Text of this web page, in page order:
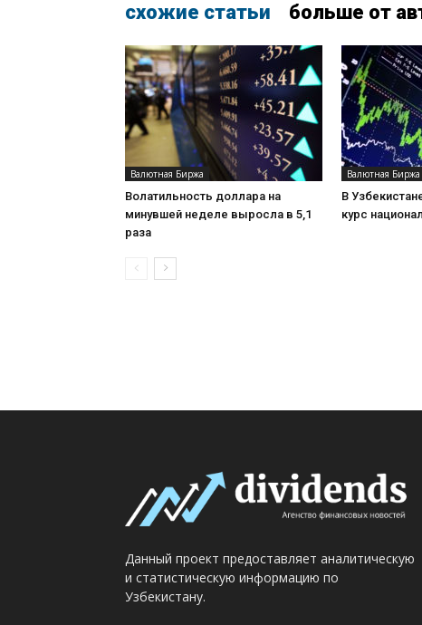
схожие статьи больше от
Валютная Биржа
Волатильность доллара на
минувшей неделе выросла в 5,1
раза
Валютная Биржа
В
курс
Данный проект предоставляет аналитическую
и статистическую информацию по
Узбекистану.